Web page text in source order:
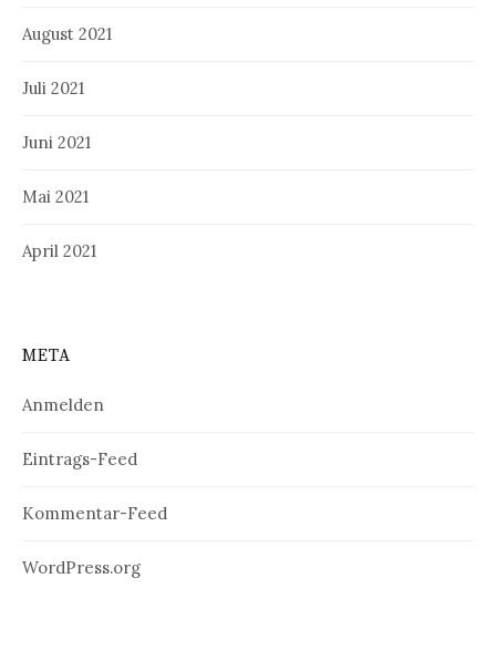
August 2021
Juli 2021
Juni 2021
Mai 2021
April 2021
META
Anmelden
Eintrags-Feed
Kommentar-Feed
WordPress.org